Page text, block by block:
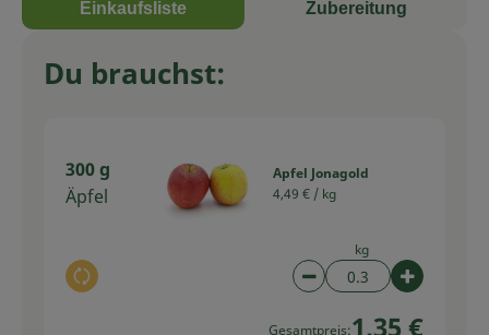
Einkaufsliste Zubereitung
Du brauchst:
300 g
Äpfel
Auswahl ändern
Apfel Jonagold
4,49 € / kg
kg
Artikelanzahl
Gesamtpreis:1,35 €